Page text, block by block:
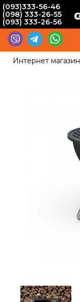
(093)333-56-46
(098) 333-26-55
(093) 333-26-56
Интернет магазин